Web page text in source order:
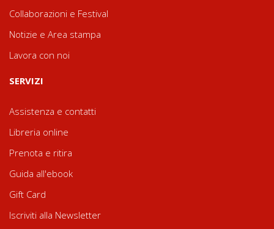
Collaborazioni e Festival
Notizie e Area stampa
Lavora con noi
SERVIZI
Assistenza e contatti
Libreria online
Prenota e ritira
Guida all'ebook
Gift Card
Iscriviti alla Newsletter